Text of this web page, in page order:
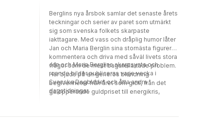
Berglins nya årsbok samlar det senaste årets
teckningar och serier av paret som utmärkt
sig som svenska folkets skarpaste
iakttagare. Med vass och dråplig humor låter
Jan och Maria Berglin sina stornästa figurer
kommentera och driva med såväl livets stora
frågor som de mest bagatellartade problem.
Här bjuds på en generös blandning
begivenheter från året som gick, från det
galopperande guldpriset till energikris,
Jan och Maria Berglins skarpsynta och
roande bilder publiceras varje vecka i
Svenska Dagbladet och åtta andra
dagstidningar.